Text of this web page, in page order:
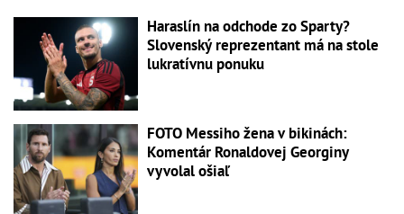
Haraslín na odchode zo Sparty?
Slovenský reprezentant má na stole
lukratívnu ponuku
FOTO Messiho žena v bikinách:
Komentár Ronaldovej Georginy
vyvolal ošiaľ